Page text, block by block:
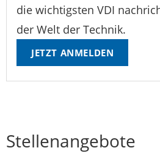
die wichtigsten VDI
der Welt der Technik.
JETZT ANMELDEN
Stellenangebote